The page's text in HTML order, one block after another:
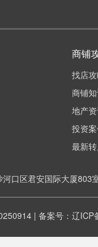
商铺
找店
商铺
地产
投资
最新
口区君安国际大厦803
| 备案号： 辽ICP